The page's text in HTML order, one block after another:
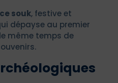
souk, festive et
dépayse au premier
même temps de